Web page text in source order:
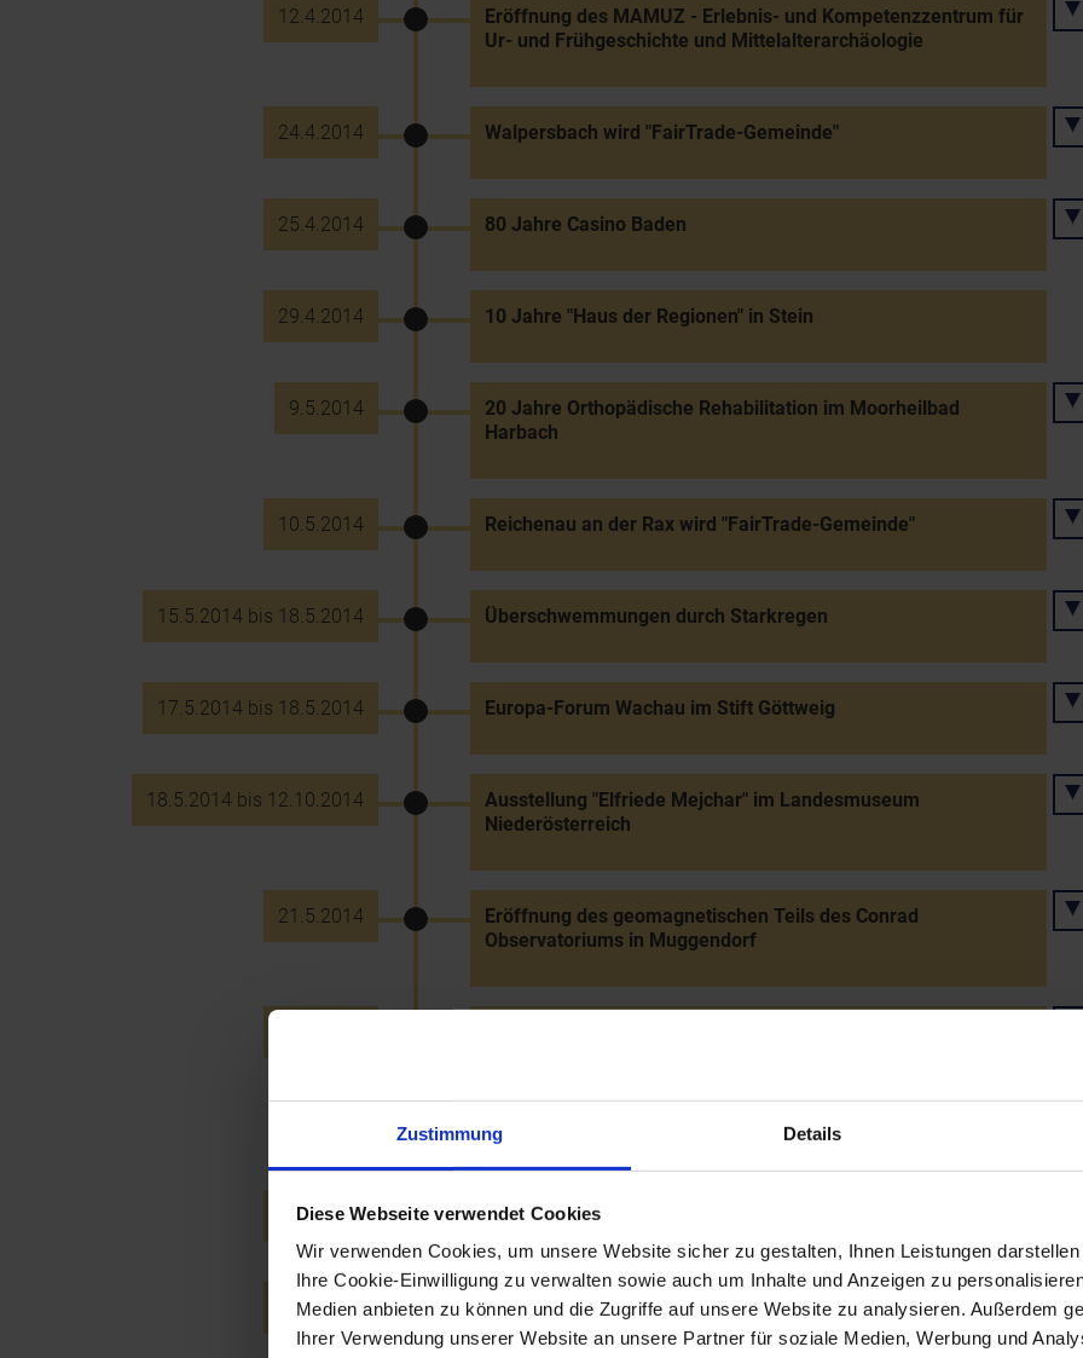
Zustimmung Details
Diese Webseite verwendet Cookies
Wir verwenden Cookies, um unsere Website sicher zu gestalten, Ihnen Leistungen
Ihre Cookie-Einwilligung zu verwalten sowie auch um Inhalte und Anzeigen zu
Medien anbieten zu können und die Zugriffe auf unsere Website zu analysieren. Außerdem
Ihrer Verwendung unserer Website an unsere Partner für soziale Medien, Werbung und
12.4.2014
Eröffnung des MAMUZ - Erlebnis- und Kompetenzzentrum für
Ur- und Frühgeschichte und Mittelalterarchäologie
24.4.2014 Walpersbach wird "FairTrade-Gemeinde"
25.4.2014 80 Jahre Casino Baden
29.4.2014 10 Jahre "Haus der Regionen" in Stein
9.5.2014
20 Jahre Orthopädische Rehabilitation im Moorheilbad
Harbach
10.5.2014 Reichenau an der Rax wird "FairTrade-Gemeinde"
15.5.2014 bis 18.5.2014 Überschwemmungen durch Starkregen
17.5.2014 bis 18.5.2014 Europa-Forum Wachau im Stift Göttweig
18.5.2014 bis 12.10.2014
Ausstellung "Elfriede Mejchar" im Landesmuseum
Niederösterreich
21.5.2014
Eröffnung des geomagnetischen Teils des Conrad
Observatoriums in Muggendorf
KIlb wird "FairTrade-Gemeinde"
12.6.2014 900-Jahr-Jubiläum des Stiftes Klosterneuburg
15.6.2014 Verleihung des Gemeindewappens an Parbasdorf